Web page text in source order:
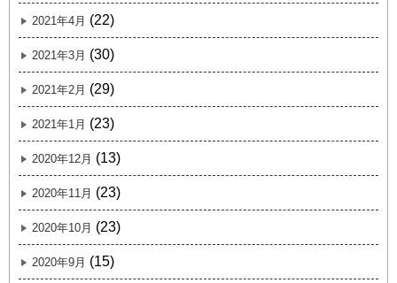
2021年4月 (22)
2021年3月 (30)
2021年2月 (29)
2021年1月 (23)
2020年12月 (13)
2020年11月 (23)
2020年10月 (23)
2020年9月 (15)